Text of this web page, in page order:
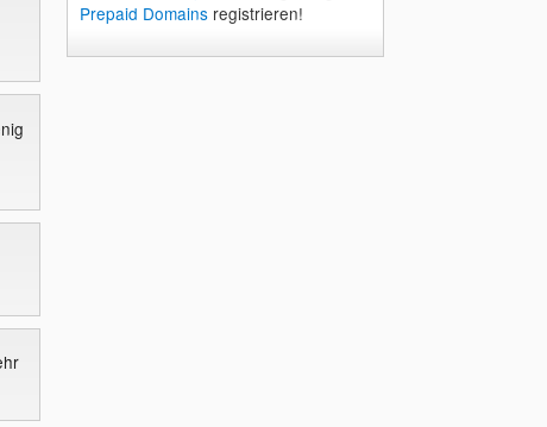
Prepaid Domainsregistrieren!